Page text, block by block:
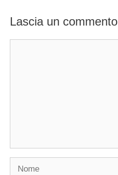
Lascia un commento
Nome